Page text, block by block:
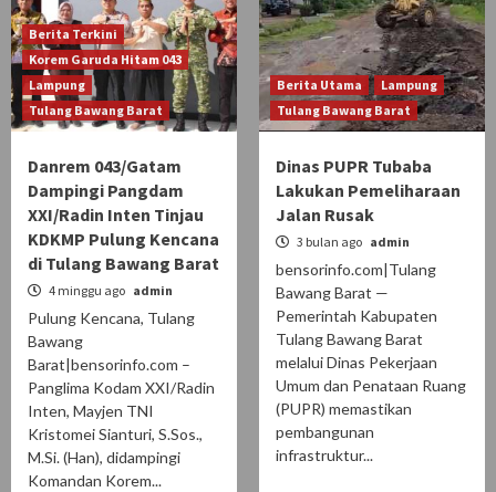
Berita Terkini
Korem Garuda Hitam 043
Lampung
Tulang Bawang Barat
Danrem 043/Gatam
Dampingi Pangdam
XXI/Radin Inten Tinjau
KDKMP Pulung Kencana
di Tulang Bawang Barat
4 minggu ago admin
Pulung Kencana, Tulang
Bawang
Barat|bensorinfo.com –
Panglima Kodam XXI/Radin
Inten, Mayjen TNI
Kristomei Sianturi, S.Sos.,
M.Si. (Han), didampingi
Komandan Korem...
Berita Utama
Lampung
Tulang Bawang Barat
Dinas PUPR Tubaba
Lakukan Pemeliharaan
Jalan Rusak
3 bulan ago admin
bensorinfo.com|Tulang
Bawang Barat —
Pemerintah Kabupaten
Tulang Bawang Barat
melalui Dinas Pekerjaan
Umum dan Penataan Ruang
(PUPR) memastikan
pembangunan
infrastruktur...